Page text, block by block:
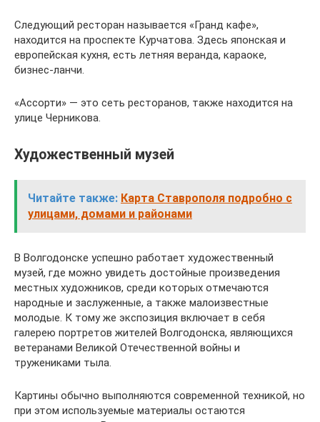
Следующий ресторан называется «Гранд кафе»,
находится на проспекте Курчатова. Здесь японская и
европейская кухня, есть летняя веранда, караоке,
бизнес-ланчи.
«Ассорти» — это сеть ресторанов, также находится на
улице Черникова.
Художественный музей
Читайте также: Карта Ставрополя подробно с
улицами, домами и районами
В Волгодонске успешно работает художественный
музей, где можно увидеть достойные произведения
местных художников, среди которых отмечаются
народные и заслуженные, а также малоизвестные
молодые. К тому же экспозиция включает в себя
галерею портретов жителей Волгодонска, являющихся
ветеранами Великой Отечественной войны и
тружениками тыла.
Картины обычно выполняются современной техникой, но
при этом используемые материалы остаются